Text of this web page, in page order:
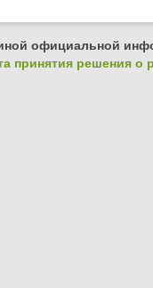
официальной
принятия решения